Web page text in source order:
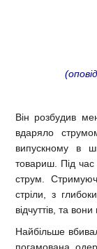
Він розбудив
вдаряло
випускному в
товариш. Під час
струм.
стріли, з
відчуттів, та
Найбільше